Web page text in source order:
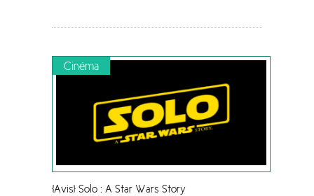
Cinéma
[Avis] Solo : A Star Wars Story